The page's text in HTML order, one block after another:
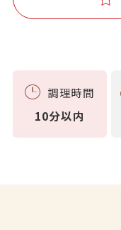
調理時間
10分以内